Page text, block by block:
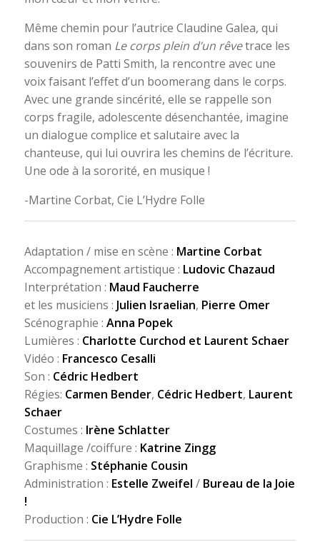
Même chemin pour l’autrice Claudine Galea, qui
dans son roman Le corps plein d’un rêvetrace les
souvenirs de Patti Smith, la rencontre avec une
voix faisant l’effet d’un boomerang dans le corps.
Avec une grande sincérité, elle se rappelle son
corps fragile, adolescente désenchantée, imagine
un dialogue complice et salutaire avec la
chanteuse, qui lui ouvrira les chemins de l’écriture.
Une ode à la sororité, en musique !
-Martine Corbat, Cie L’Hydre Folle
Adaptation / mise en scène : Martine Corbat
Accompagnement artistique : Ludovic Chazaud
Interprétation : Maud Faucherre
et les musiciens : Julien Israelian, Pierre Omer
Scénographie : Anna Popek
Lumières : Charlotte Curchod et Laurent Schaer
Vidéo : Francesco Cesalli
Son : Cédric Hedbert
Régies: Carmen Bender, Cédric Hedbert, Laurent
Schaer
Costumes : Irène Schlatter
Maquillage /coiffure : Katrine Zingg
Graphisme : Stéphanie Cousin
Administration : Estelle Zweifel / Bureau de la Joie
!
Production : Cie L’Hydre Folle